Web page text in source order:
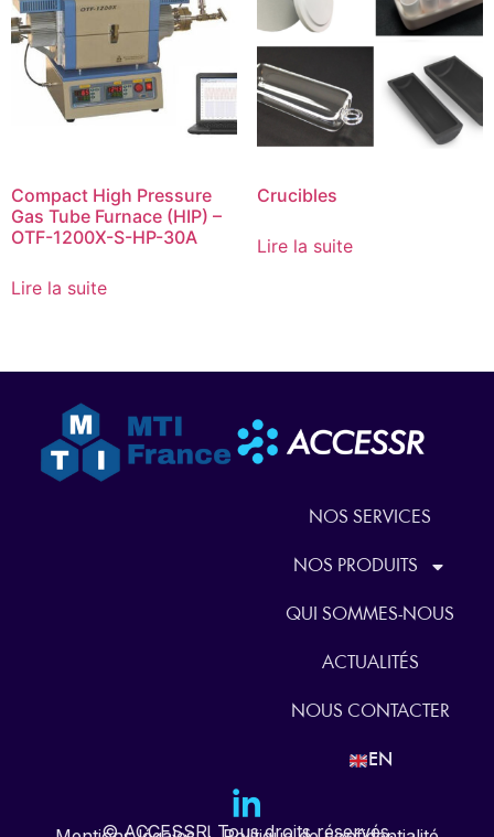
Compact High Pressure
Gas Tube Furnace (HIP) –
OTF-1200X-S-HP-30A
Lire la suite
Crucibles
Lire la suite
NOS SERVICES
NOS PRODUITS
QUI SOMMES-NOUS
ACTUALITÉS
NOUS CONTACTER
EN
© ACCESSR. Tous droits réservés.